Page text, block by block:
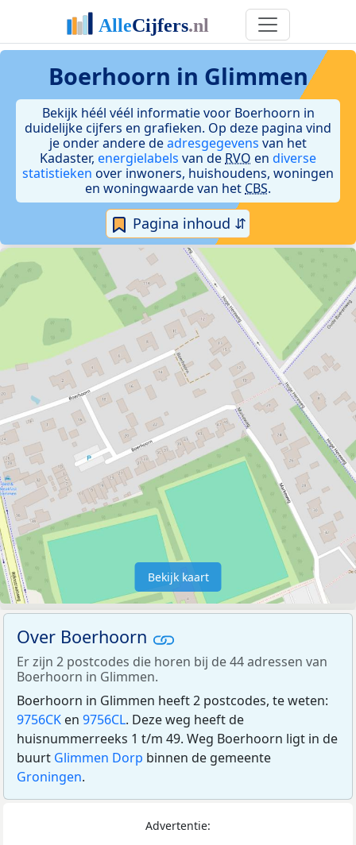
Boerhoorn in Glimmen
Bekijk héél véél informatie voor Boerhoorn in
duidelijke cijfers en grafieken. Op deze pagina vind
je onder andere deadresgegevens van het
Kadaster, energielabels van de RVO en diverse
statistieken over inwoners, huishoudens, woningen
en woningwaarde van het CBS.
Pagina inhoud ⇵
Bekijk kaart
Over Boerhoorn
Er zijn 2 postcodes die horen bij de 44 adressen van
Boerhoorn in Glimmen.
Boerhoorn in Glimmen heeft 2 postcodes, te weten:
9756CK en 9756CL. Deze weg heeft de
huisnummerreeks 1 t/m 49. Weg Boerhoorn ligt in de
buurt Glimmen Dorp binnen de gemeente
Groningen.
Advertentie: